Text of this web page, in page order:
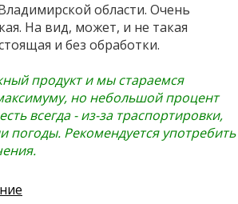
области. Очень
На вид, может, и не такая
и без обработки.
продукт и мы стараемся
но небольшой процент
всегда - из-за траспортировки,
погоды. Рекомендуется употребить